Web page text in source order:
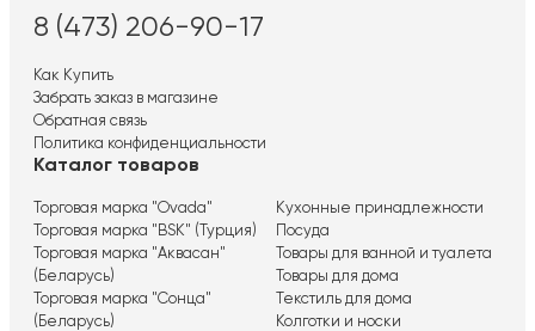
8 (473) 206-90-17
Как Купить
Забрать заказ в магазине
Обратная связь
Политика конфиденциальности
Каталог товаров
Торговая марка "Ovada"
Торговая марка "BSK" (Турция)
Торговая марка "Аквасан"
(Беларусь)
Торговая марка "Сонца"
(Беларусь)
Кухонные принадлежности
Посуда
Товары для ванной и туалета
Товары для дома
Текстиль для дома
Колготки и носки